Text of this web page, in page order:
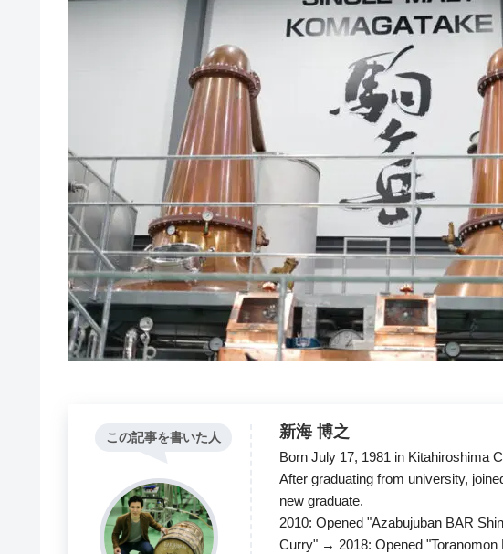
この記事を書いた人 新海 博之
Born July 17, 1981 in Kitahiroshima
After graduating from university,
new graduate.
2010: Opened "Azabujuban BAR
Curry" → 2018: Opened "Toranomon